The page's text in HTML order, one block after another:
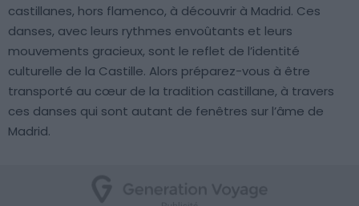
castillanes, hors flamenco, à découvrir à Madrid. Ces
danses, avec leurs rythmes envoûtants et leurs
mouvements gracieux, sont le reflet de l’identité
culturelle de la Castille. Alors préparez-vous à être
transporté au cœur de la tradition castillane, à travers
ces danses qui sont autant de fenêtres sur l’âme de
Madrid.